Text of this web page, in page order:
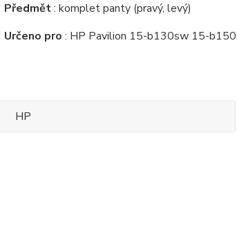
Předmět: komplet panty (pravý, levý)
Určeno pro : HP Pavilion 15-b130sw 15-
HP